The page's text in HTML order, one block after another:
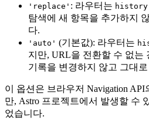
'replace' : 라우터는
탐색에 새 항목을 추가하지
다.
'auto' (기본값): 라우터는
지만, URL을 전환할 수 없는
기록을 변경하지 않고 그대
이 옵션은 브라우저 Navigation API
만, Astro 프로젝트에서 발생할 수
었습니다.